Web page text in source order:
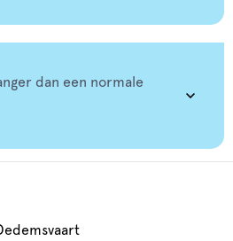
dan een normale